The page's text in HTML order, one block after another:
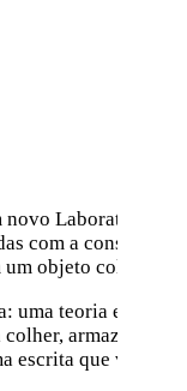
Laboratório
com a
um objeto coletivo
uma teoria e
armazenar,
escrita que